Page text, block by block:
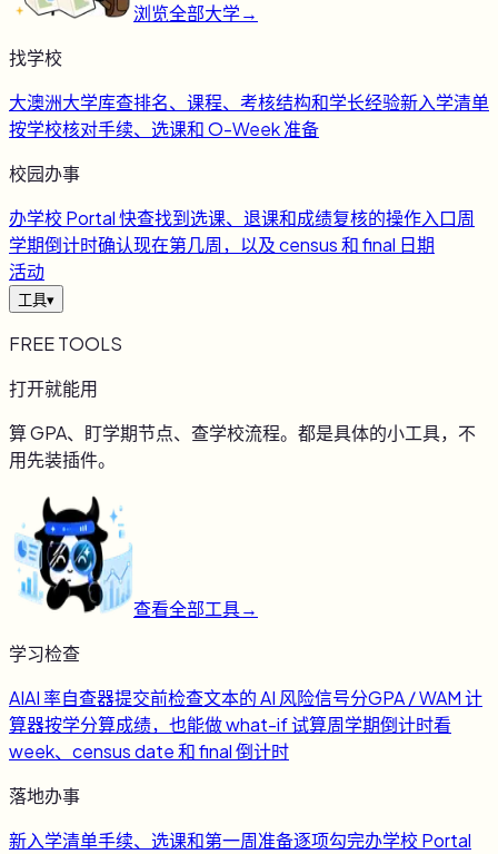
浏览全部大学→
找学校
大澳洲大学库查排名、课程、考核结构和学长经验新入学清单
按学校核对手续、选课和 O-Week 准备
校园办事
办学校 Portal 快查找到选课、退课和成绩复核的操作入口周
学期倒计时确认现在第几周，以及 census 和 final 日期
活动
工具▾
FREE TOOLS
打开就能用
算 GPA、盯学期节点、查学校流程。都是具体的小工具，不
用先装插件。
查看全部工具→
学习检查
AIAI 率自查器提交前检查文本的 AI 风险信号分GPA / WAM 计
算器按学分算成绩，也能做 what-if 试算周学期倒计时看
week、census date 和 final 倒计时
落地办事
新入学清单手续、选课和第一周准备逐项勾完办学校 Portal